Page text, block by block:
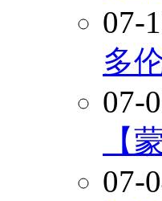
07-
多
07-
【
07-